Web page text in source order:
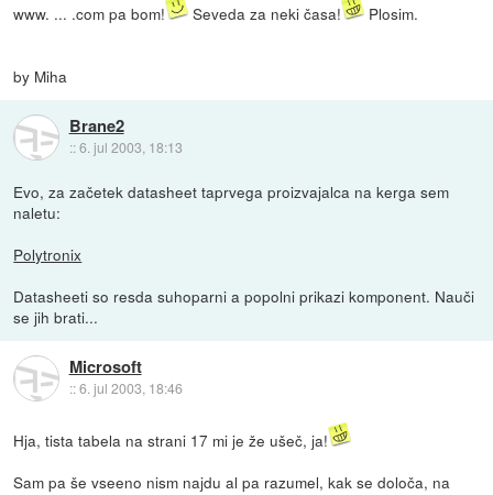
www. ... .com pa bom!
Seveda za neki časa! Plosim.
by Miha
Brane2
::6. jul 2003, 18:13
Evo, za začetek datasheet taprvega proizvajalca na kerga sem
naletu:
Polytronix
Datasheeti so resda suhoparni a popolni prikazi komponent. Nauči
se jih brati...
Microsoft
::6. jul 2003, 18:46
Hja, tista tabela na strani 17 mi je že ušeč, ja!
Sam pa še vseeno nism najdu al pa razumel, kak se določa, na